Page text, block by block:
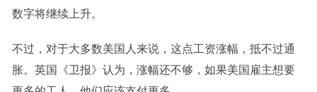
数字将继续上升。
不过，对于大多数美国人来说，这点工资涨幅，抵不过通
胀。英国《卫报》认为，涨幅还不够，如果美国雇主想要